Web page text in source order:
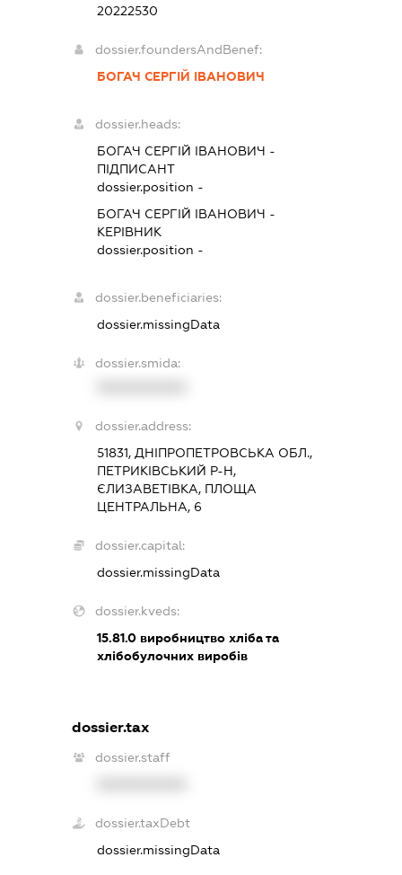
20222530
dossier.foundersAndBenef:
БОГАЧ СЕРГІЙ ІВАНОВИЧ
dossier.heads:
БОГАЧ СЕРГІЙ ІВАНОВИЧ -
ПІДПИСАНТ
dossier.position -
БОГАЧ СЕРГІЙ ІВАНОВИЧ -
КЕРІВНИК
dossier.position -
dossier.beneficiaries:
dossier.missingData
dossier.smida:
dossier.address:
51831, ДНІПРОПЕТРОВСЬКА ОБЛ.,
ПЕТРИКІВСЬКИЙ Р-Н,
ЄЛИЗАВЕТІВКА, ПЛОЩА
ЦЕНТРАЛЬНА, 6
dossier.capital:
dossier.missingData
dossier.kveds:
15.81.0 виробництво хліба та
хлібобулочних виробів
dossier.tax
dossier.staff
dossier.taxDebt
dossier.missingData